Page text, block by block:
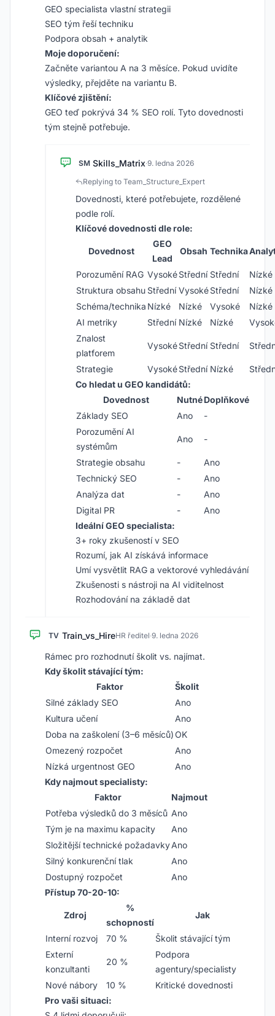
GEO specialista vlastní strategii
SEO tým řeší techniku
Podpora obsah + analytik
Moje doporučení:
Začněte variantou A na 3 měsíce. Pokud uvidíte
výsledky, přejděte na variantu B.
Klíčové zjištění:
GEO teď pokrývá 34 % SEO rolí. Tyto dovednosti
tým stejně potřebuje.
SM Skills_Matrix·9. ledna 2026
Replying to Team_Structure_Expert
Dovednosti, které potřebujete, rozdělené
podle rolí.
Klíčové dovednosti dle role:
Dovednost
GEO
Lead
Obsah Technika
Porozumění RAG VysokéStřední Střední
Nízké
Struktura obsahu Střední VysokéStřední
Nízké
Schéma/technika Nízké Nízké Vysoké
Nízké
AI metriky
Střední Nízké Nízké
Znalost
platforem
VysokéStřední Střední
Strategie VysokéStřední Nízké
Co hledat u GEO kandidátů:
Dovednost
NutnéDoplňkové
Základy SEO
Ano
-
Porozumění AI
systémům
Ano -
Strategie obsahu -
Ano
Technický SEO
-
Ano
Analýza dat
-
Ano
Digital PR
-
Ano
Ideální GEO specialista:
3+ roky zkušeností v SEO
Rozumí, jak AI získává informace
Umí vysvětlit RAG a vektorové vyhledávání
Zkušenosti s nástroji na AI viditelnost
Rozhodování na základě dat
TV Train_vs_HireHR ředitel·9. ledna 2026
Rámec pro rozhodnutí školit vs. najímat.
Kdy školit stávající tým:
Faktor
Školit
Silné základy SEO
Ano
Kultura učení
Ano
Doba na zaškolení (3–6 měsíců)OK
Omezený rozpočet
Ano
Nízká urgentnost GEO
Ano
Kdy najmout specialisty:
Faktor
Najmout
Potřeba výsledků do 3 měsíců Ano
Tým je na maximu kapacity
Ano
Složitější technické požadavkyAno
Silný konkurenční tlak
Ano
Dostupný rozpočet
Ano
Přístup 70-20-10:
Zdroj
%
schopností
Jak
Interní rozvoj 70 %
Školit stávající tým
Externí
konzultanti
20 %
Podpora
agentury/specialisty
Nové nábory
10 %
Kritické dovednosti
Pro vaši situaci: